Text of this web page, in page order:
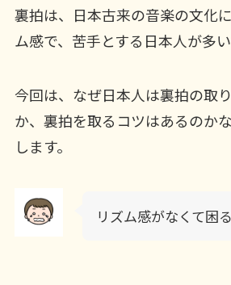
裏拍は、日本古来の音楽の文化
ム感で、苦手とする日本人が多い
今回は、なぜ日本人は裏拍の取
か、裏拍を取るコツはあるのか
します。
リズム感がなくて困